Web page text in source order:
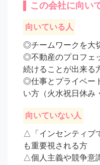
この会社に向い
向いている人
◎チームワークを大
◎不動産のプロフェ
続けることが出来る
◎仕事とプライベー
い方（火水祝日休み
向いていない人
△「インセンティブ
も重要視される方
△個人主義や競争意